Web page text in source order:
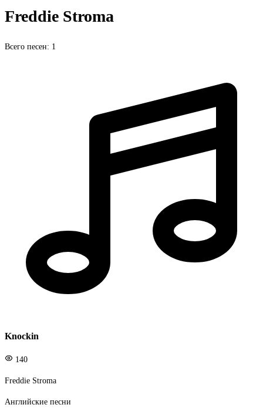
Freddie Stroma
Всего песен: 1
Knockin
140
Freddie Stroma
Английские песни